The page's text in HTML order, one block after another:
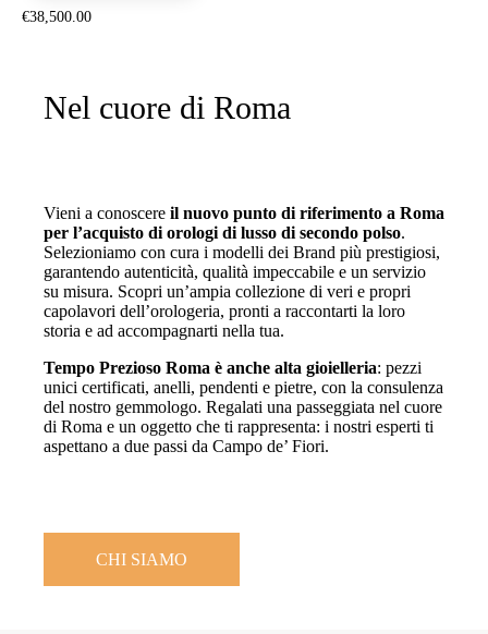
€38,500.00
Nel cuore di Roma
Vieni a conoscere il nuovo punto di riferimento a Roma
per l’acquisto di orologi di lusso di secondo polso.
Selezioniamo con cura i modelli dei Brand più prestigiosi,
garantendo autenticità, qualità impeccabile e un servizio
su misura. Scopri un’ampia collezione di veri e propri
capolavori dell’orologeria, pronti a raccontarti la loro
storia e ad accompagnarti nella tua.
Tempo Prezioso Roma è anche alta gioielleria: pezzi
unici certificati, anelli, pendenti e pietre, con la consulenza
del nostro gemmologo. Regalati una passeggiata nel cuore
di Roma e un oggetto che ti rappresenta: i nostri esperti ti
aspettano a due passi da Campo de’ Fiori.
CHI SIAMO